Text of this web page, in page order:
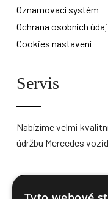
Oznamovací systém
Ochrana osobních
Cookies nastavení
Servis
Nabízíme velmi
údržbu Mercedes